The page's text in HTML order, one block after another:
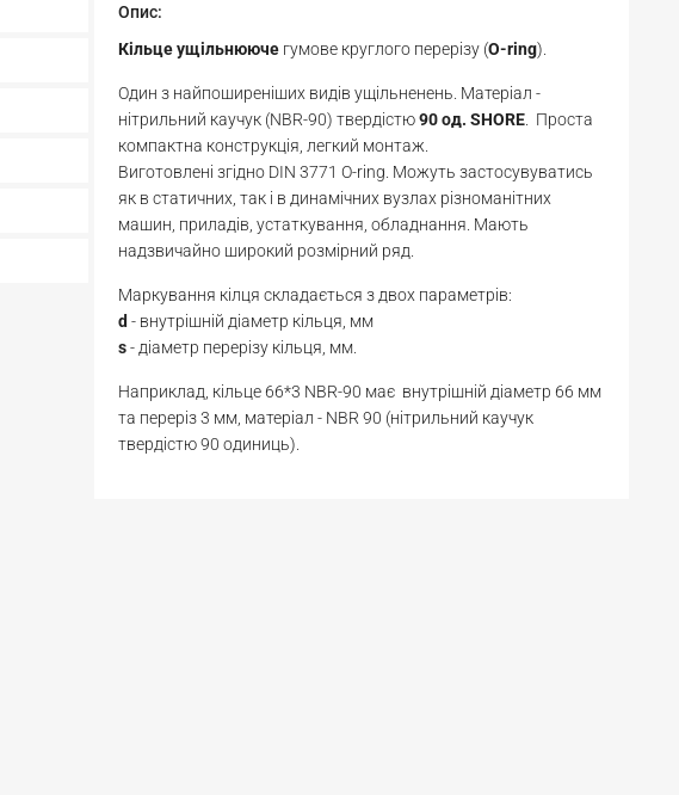
Опис:
Кільцеущільнююче гумове круглого перерізу (O-ring).
Один з найпоширеніших видів ущільненень. Матеріал -
нітрильний каучук (NBR-90) твердістю90 од. SHORE . Проста
компактна конструкція, легкий монтаж.
Виготовлені згідно DIN 3771 O-ring. Можуть застосувуватись
як в статичних, так і в динамічних вузлах різноманітних
машин, приладів, устаткування, обладнання. Мають
надзвичайно широкий розмірний ряд.
Маркування кілця складається з двох параметрів:
d - внутрішній діаметр кільця, мм
s- діаметр перерізу кільця, мм.
Наприклад, кільце 66*3 NBR-90 має внутрішній діаметр 66 мм
та переріз 3 мм, матеріал - NBR 90 (нітрильний каучук
твердістю 90 одиниць).